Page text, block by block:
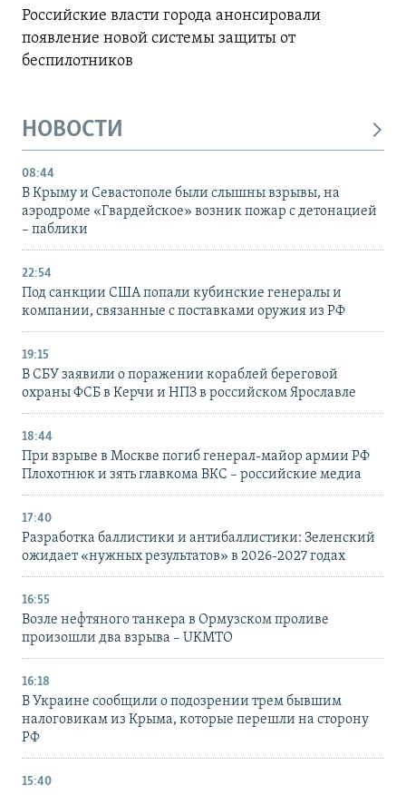
Российские власти города анонсировали
появление новой системы защиты от
беспилотников
НОВОСТИ
08:44
В Крыму и Севастополе были слышны взрывы, на
аэродроме «Гвардейское» возник пожар с детонацией
– паблики
22:54
Под санкции США попали кубинские генералы и
компании, связанные с поставками оружия из РФ
19:15
В СБУ заявили о поражении кораблей береговой
охраны ФСБ в Керчи и НПЗ в российском Ярославле
18:44
При взрыве в Москве погиб генерал-майор армии РФ
Плохотнюк и зять главкома ВКС – российские медиа
17:40
Разработка баллистики и антибаллистики: Зеленский
ожидает «нужных результатов» в 2026-2027 годах
16:55
Возле нефтяного танкера в Ормузском проливе
произошли два взрыва – UKMTO
16:18
В Украине сообщили о подозрении трем бывшим
налоговикам из Крыма, которые перешли на сторону
РФ
15:40